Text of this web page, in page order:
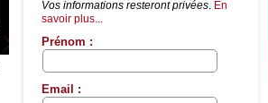
Vos informations resteront privées. En
savoir plus...
Prénom :
Email :